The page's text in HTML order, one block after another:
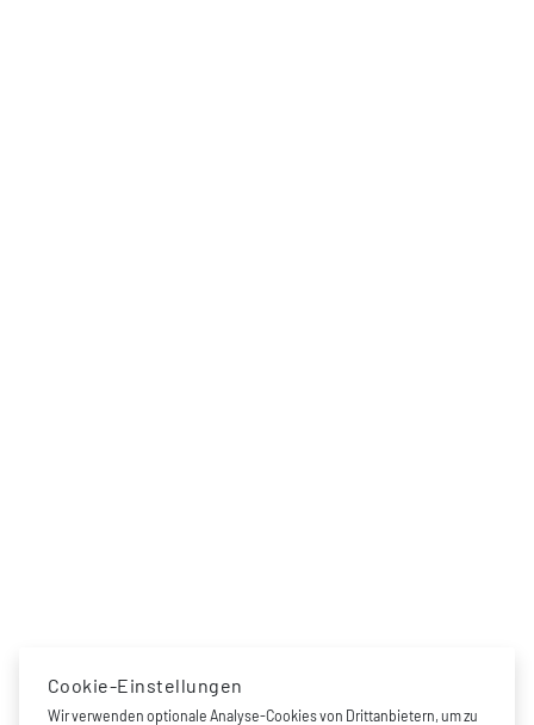
Cookie-Einstellungen
Wir verwenden optionale Analyse-Cookies von Drittanbietern, um zu